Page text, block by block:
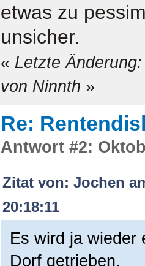
etwas zu
unsicher.
« Letzte
von Ninnth »
Re:
Antwort #2:
Zitat von: Jochen
20:18:11
Es wird ja wieder
Dorf getrieben.